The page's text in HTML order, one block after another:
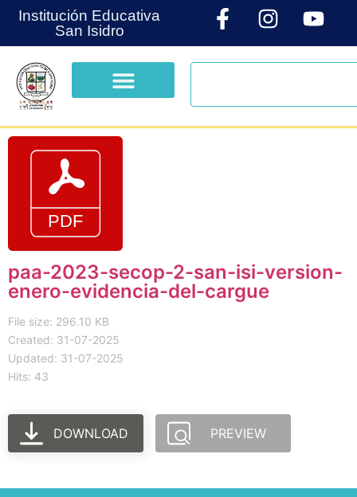
Institución Educativa
San Isidro
paa-2023-secop-2-san-isi-version-
enero-evidencia-del-cargue
File size: 296.10 KB
Created: 31-07-2025
Updated: 31-07-2025
Hits: 43
DOWNLOAD PREVIEW